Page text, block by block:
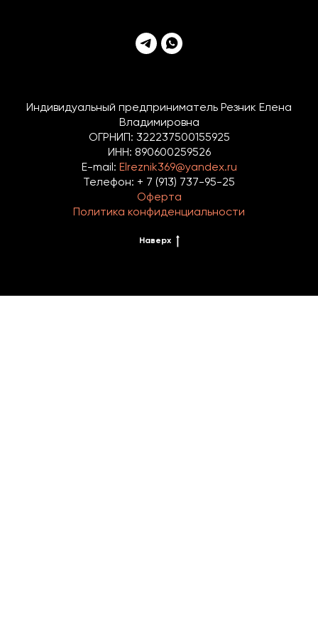
Индивидуальный предприниматель Резник Елена
Владимировна
ОГРНИП: 322237500155925
ИНН: 890600259526
E-mail: Elreznik369@yandex.ru
Телефон: + 7 (913) 737-95-25
Оферта
Политика конфиденциальности
Наверх